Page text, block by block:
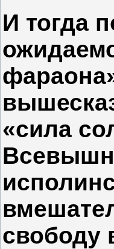
И тогда
«сила
свободу